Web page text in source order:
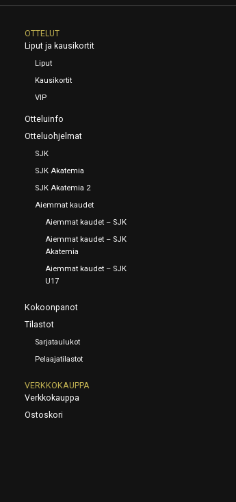
OTTELUT
Liput ja kausikortit
Liput
Kausikortit
VIP
Otteluinfo
Otteluohjelmat
SJK
SJK Akatemia
SJK Akatemia 2
Aiemmat kaudet
Aiemmat kaudet – SJK
Aiemmat kaudet – SJK
Akatemia
Aiemmat kaudet – SJK
U17
Kokoonpanot
Tilastot
Sarjataulukot
Pelaajatilastot
VERKKOKAUPPA
Verkkokauppa
Ostoskori